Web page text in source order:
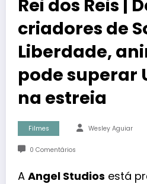
Rei dos Reis |
criadores de
Liberdade,
pode superar
na estreia
Filmes Wesley Aguiar
0 Comentários
A Angel Studios está